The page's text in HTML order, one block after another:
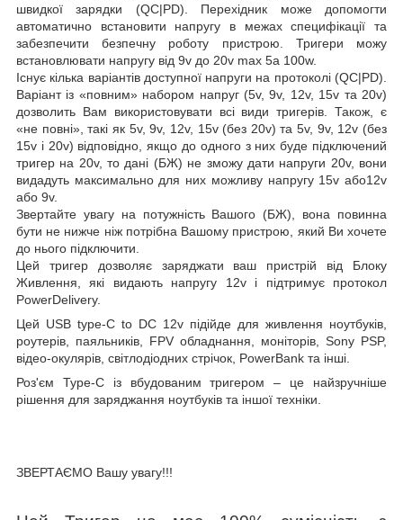
швидкої зарядки (QC|PD). Перехідник може допомогти
автоматично встановити напругу в межах специфікації та
забезпечити безпечну роботу пристрою. Тригери можу
встановлювати напругу від 9v до 20v max 5a 100w.
Існує кілька варіантів доступної напруги на протоколі (QC|PD).
Варіант із «повним» набором напруг (5v, 9v, 12v, 15v та 20v)
дозволить Вам використовувати всі види тригерів. Також, є
«не повні», такі як 5v, 9v, 12v, 15v (без 20v) та 5v, 9v, 12v (без
15v і 20v) відповідно, якщо до одного з них буде підключений
тригер на 20v, то дані (БЖ) не зможу дати напруги 20v, вони
видадуть максимально для них можливу напругу 15v або12v
або 9v.
Звертайте увагу на потужність Вашого (БЖ), вона повинна
бути не нижче ніж потрібна Вашому пристрою, який Ви хочете
до нього підключити.
Цей тригер дозволяє заряджати ваш пристрій від Блоку
Живлення, які видають напругу 12v і підтримує протокол
PowerDelivery.
Цей USB type-C to DC 12v підійде для живлення ноутбуків,
роутерів, паяльників, FPV обладнання, моніторів, Sony PSP,
відео-окулярів, світлодіодних стрічок, PowerBank та інші.
Роз'єм Type-C із вбудованим тригером – це найзручніше
рішення для заряджання ноутбуків та іншої техніки.
ЗВЕРТАЄМО Вашу увагу!!!